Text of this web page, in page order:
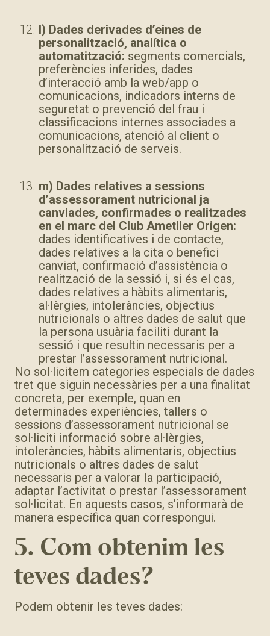
l) Dades derivades d’eines de
personalització, analítica o
automatització: segments comercials,
preferències inferides, dades
d’interacció amb la web/app o
comunicacions, indicadors interns de
seguretat o prevenció del frau i
classificacions internes associades a
comunicacions, atenció al client o
personalització de serveis.
m) Dades relatives a sessions
d’assessorament nutricional ja
canviades, confirmades o realitzades
en el marc del Club Ametller Origen:
dades identificatives i de contacte,
dades relatives a la cita o benefici
canviat, confirmació d’assistència o
realització de la sessió i, si és el cas,
dades relatives a hàbits alimentaris,
al·lèrgies, intoleràncies, objectius
nutricionals o altres dades de salut que
la persona usuària faciliti durant la
sessió i que resultin necessaris per a
prestar l’assessorament nutricional.
No sol·licitem categories especials de dades
tret que siguin necessàries per a una finalitat
concreta, per exemple, quan en
determinades experiències, tallers o
sessions d’assessorament nutricional se
sol·liciti informació sobre al·lèrgies,
intoleràncies, hàbits alimentaris, objectius
nutricionals o altres dades de salut
necessaris per a valorar la participació,
adaptar l’activitat o prestar l’assessorament
sol·licitat. En aquests casos, s’informarà de
manera específica quan correspongui.
5. Com obtenim les
teves dades?
Podem obtenir les teves dades: